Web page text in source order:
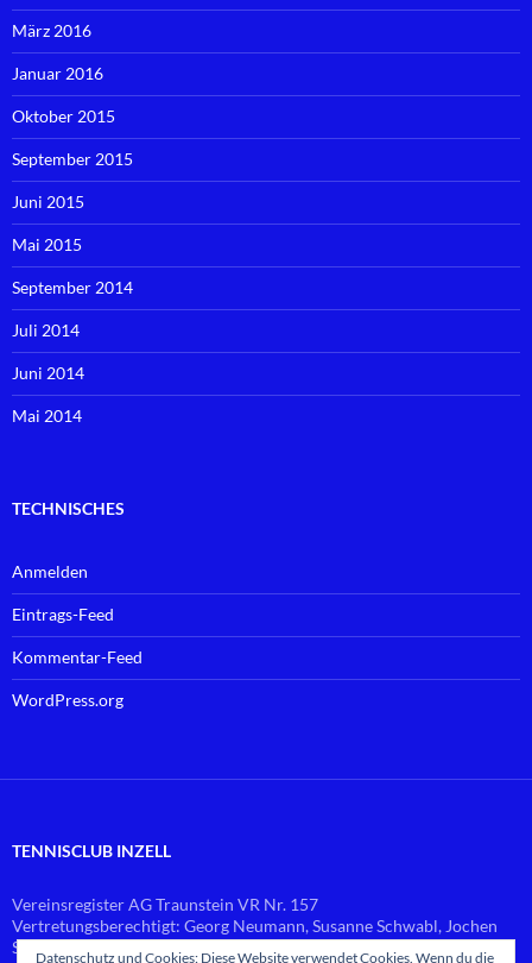
März 2016
Januar 2016
Oktober 2015
September 2015
Juni 2015
Mai 2015
September 2014
Juli 2014
Juni 2014
Mai 2014
TECHNISCHES
Anmelden
Eintrags-Feed
Kommentar-Feed
WordPress.org
TENNISCLUB INZELL
Vereinsregister AG Traunstein VR Nr. 157
Vertretungsberechtigt: Georg Neumann, Susanne Schwabl, Jochen
Schlierf
Datenschutz und Cookies: Diese Website verwendet Cookies. Wenn du die